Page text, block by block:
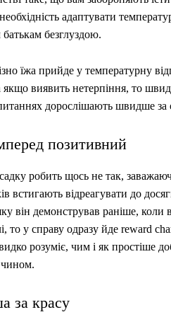
адаптувати
безглуздою.
їжа прийде у температурну
якщо виявить нетерпіння, то
дорослішають швидше за
позитивний
робить щось не так,
встигають відреагувати до
він демонстрував раніше, коли
то у справу одразу йде reward
розуміє, чим і як простіше
чином.
за красу